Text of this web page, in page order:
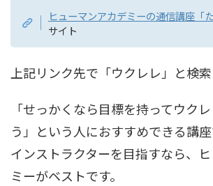
ヒューマンアカデミーの通信講座「
サイト
上記リンク先で「ウクレレ」と検索
「せっかくなら目標を持ってウク
う」という人におすすめできる講
インストラクターを目指すなら、
ミーがベストです。